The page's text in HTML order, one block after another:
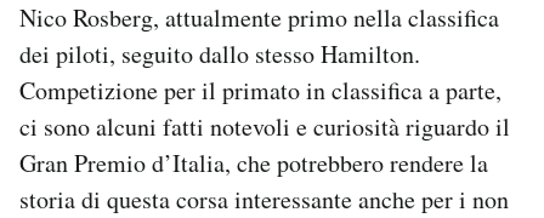
Nico Rosberg, attualmente primo nella classifica
dei piloti, seguito dallo stesso Hamilton.
Competizione per il primato in classifica a parte,
ci sono alcuni fatti notevoli e curiosità riguardo il
Gran Premio d’Italia, che potrebbero rendere la
storia di questa corsa interessante anche per i non